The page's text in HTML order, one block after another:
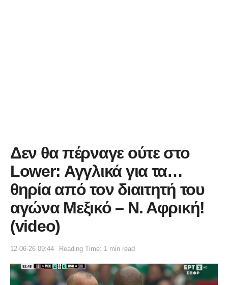
Δεν θα πέρναγε ούτε στο
Lower: Αγγλικά για τα…
θηρία από τον διαιτητή του
αγώνα Μεξικό – Ν. Αφρική!
(video)
12-06-26 09:44 Reading Time: 1 min read